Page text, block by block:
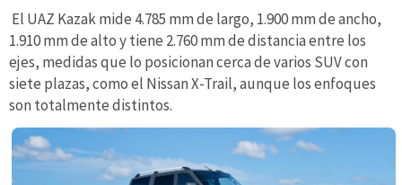
El UAZ Kazak mide 4.785 mm de largo, 1.900 mm de ancho,
1.910 mm de alto y tiene 2.760 mm de distancia entre los
ejes, medidas que lo posicionan cerca de varios SUV con
siete plazas, como el Nissan X-Trail, aunque los enfoques
son totalmente distintos.